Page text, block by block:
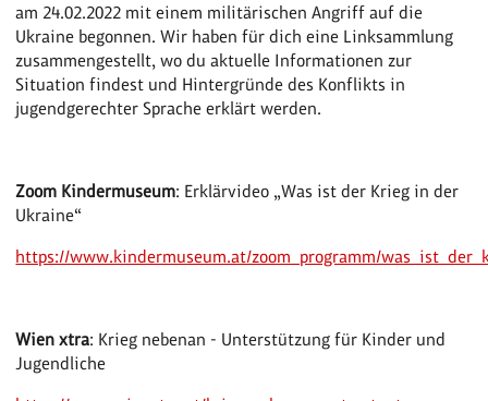
am 24.02.2022 mit einem militärischen Angriff auf die
Ukraine begonnen. Wir haben für dich eine Linksammlung
zusammengestellt, wo du aktuelle Informationen zur
Situation findest und Hintergründe des Konflikts in
jugendgerechter Sprache erklärt werden.
Zoom Kindermuseum: Erklärvideo „Was ist der Krieg in der
Ukraine“
https://www.kindermuseum.at/zoom_programm/
Wien xtra: Krieg nebenan - Unterstützung für Kinder und
Jugendliche